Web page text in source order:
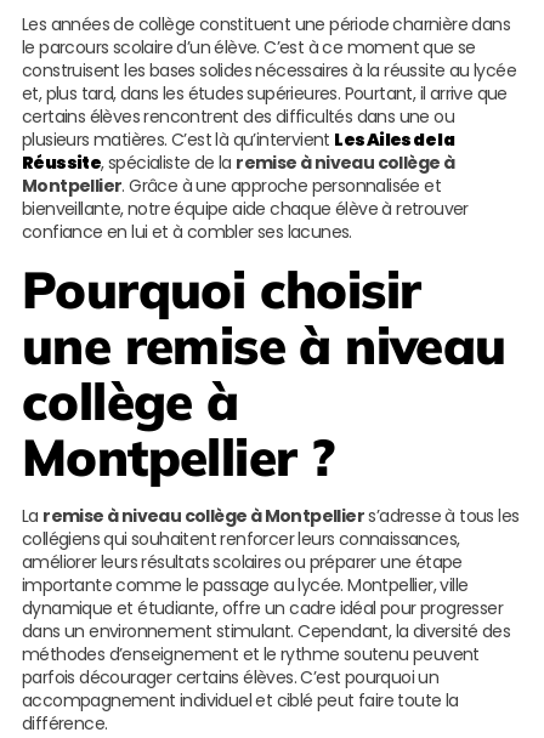
Les années de collège constituent une période charnière dans
le parcours scolaire d’un élève. C’est à ce moment que se
construisent les bases solides nécessaires à la réussite au lycée
et, plus tard, dans les études supérieures. Pourtant, il arrive que
certains élèves rencontrent des difficultés dans une ou
plusieurs matières. C’est là qu’intervient Les Ailes de la
Réussite, spécialiste de la remise à niveau collège à
Montpellier. Grâce à une approche personnalisée et
bienveillante, notre équipe aide chaque élève à retrouver
confiance en lui et à combler ses lacunes.
Pourquoi choisir
une remise à niveau
collège à
Montpellier ?
La remise à niveau collège à Montpelliers’adresse à tous les
collégiens qui souhaitent renforcer leurs connaissances,
améliorer leurs résultats scolaires ou préparer une étape
importante comme le passage au lycée. Montpellier, ville
dynamique et étudiante, offre un cadre idéal pour progresser
dans un environnement stimulant. Cependant, la diversité des
méthodes d’enseignement et le rythme soutenu peuvent
parfois décourager certains élèves. C’est pourquoi un
accompagnement individuel et ciblé peut faire toute la
différence.